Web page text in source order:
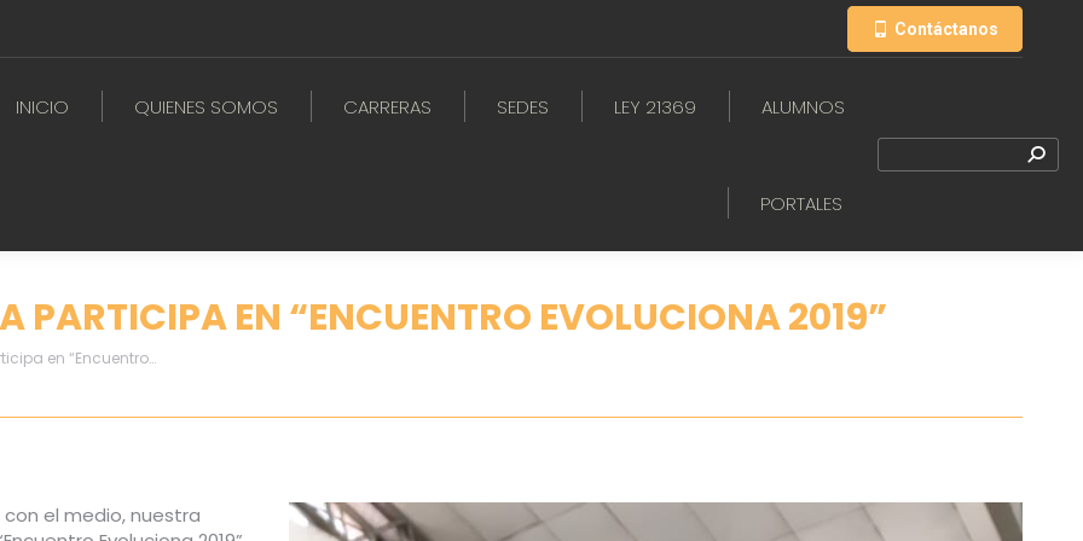
Contáctanos
INICIO QUIENES SOMOS CARRERAS SEDES LEY 21369 ALUMNOS
PORTALES
PARTICIPA EN “ENCUENTRO EVOLUCIONA 2019”
en “Encuentro…
el medio, nuestra